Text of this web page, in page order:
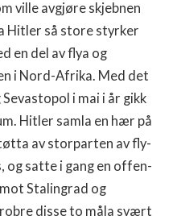
ville avgjøre skjebnen
Hitler så store styrker
en del av flya og
i Nord-Afrika. Med det
i mai i år gikk
Hitler samla en hær på
av storparten av fly-
og satte i gang en offen­
Stalingrad og
disse to måla svært